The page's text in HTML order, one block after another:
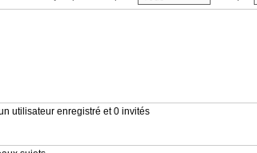
utilisateur enregistré et 0 invités